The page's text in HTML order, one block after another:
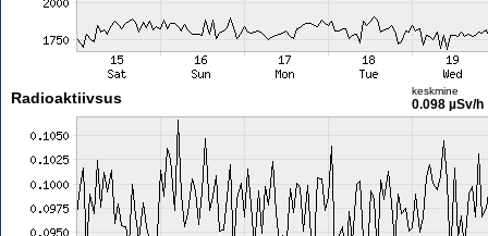
Radioaktiivsus keskmine
0.098 µSv/h